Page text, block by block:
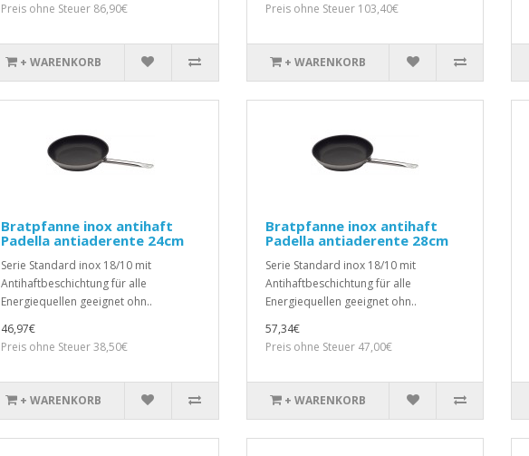
Preis ohne Steuer 86,90€
+ WARENKORB
Preis ohne Steuer 103,40€
+ WARENKORB
Bratpfanne inox antihaft
Padella antiaderente 24cm
Serie Standard inox 18/10 mit
Antihaftbeschichtung für alle
Energiequellen geeignet ohn..
46,97€
Preis ohne Steuer 38,50€
+ WARENKORB
Bratpfanne inox antihaft
Padella antiaderente 28cm
Serie Standard inox 18/10 mit
Antihaftbeschichtung für alle
Energiequellen geeignet ohn..
57,34€
Preis ohne Steuer 47,00€
+ WARENKORB